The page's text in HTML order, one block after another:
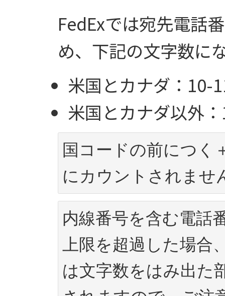
FedExでは宛先電話
め、下記の文字数に
米国とカナダ：10-
米国とカナダ以外
国コードの前につく
にカウントされませ
内線番号を含む電話
上限を超過した場合
は文字数をはみ出た